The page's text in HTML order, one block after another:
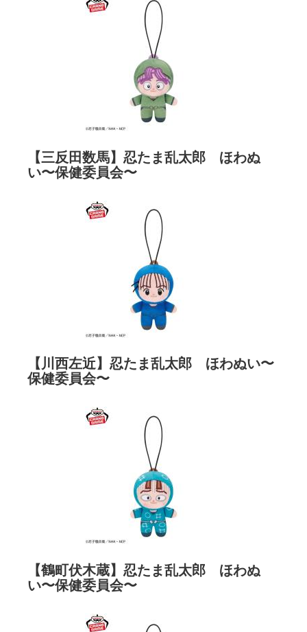
【三反田数馬】忍たま乱太郎 ほわぬ
い〜保健委員会〜
【川西左近】忍たま乱太郎 ほわぬい〜
保健委員会〜
【鶴町伏木蔵】忍たま乱太郎 ほわぬ
い〜保健委員会〜